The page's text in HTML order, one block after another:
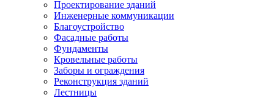
Проектирование зданий
Инженерные коммуникации
Благоустройство
Фасадные работы
Фундаменты
Кровельные работы
Заборы и ограждения
Реконструкция зданий
Лестницы